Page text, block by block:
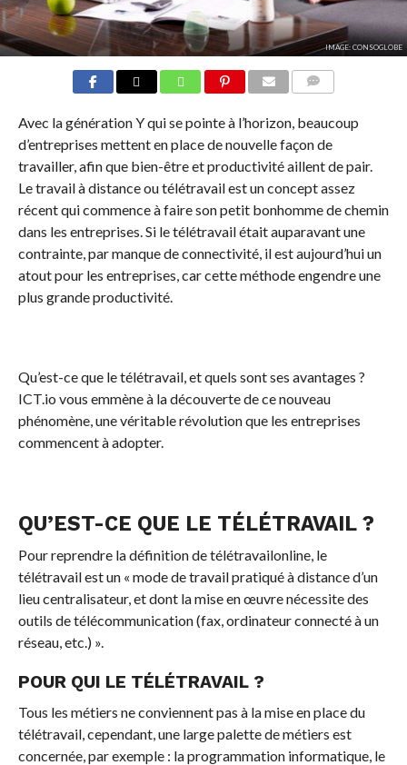
IMAGE: CONSOGLOBE
Avec la génération Y qui se pointe à l’horizon, beaucoup
d’entreprises mettent en place de nouvelle façon de
travailler, afin que bien-être et productivité aillent de pair.
Le travail à distance ou télétravail est un concept assez
récent qui commence à faire son petit bonhomme de chemin
dans les entreprises. Si le télétravail était auparavant une
contrainte, par manque de connectivité, il est aujourd’hui un
atout pour les entreprises, car cette méthode engendre une
plus grande productivité.
Qu’est-ce que le télétravail, et quels sont ses avantages ?
ICT.io vous emmène à la découverte de ce nouveau
phénomène, une véritable révolution que les entreprises
commencent à adopter.
QU’EST-CE QUE LE TÉLÉTRAVAIL ?
Pour reprendre la définition de télétravailonline, le
télétravail est un « mode de travail pratiqué à distance d’un
lieu centralisateur, et dont la mise en œuvre nécessite des
outils de télécommunication (fax, ordinateur connecté à un
réseau, etc.) ».
POUR QUI LE TÉLÉTRAVAIL ?
Tous les métiers ne conviennent pas à la mise en place du
télétravail, cependant, une large palette de métiers est
concernée, par exemple : la programmation informatique, le